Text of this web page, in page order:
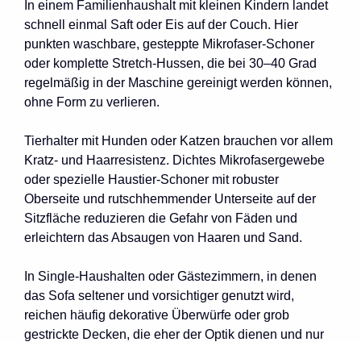
In einem Familienhaushalt mit kleinen Kindern landet
schnell einmal Saft oder Eis auf der Couch. Hier
punkten waschbare, gesteppte Mikrofaser-Schoner
oder komplette Stretch-Hussen, die bei 30–40 Grad
regelmäßig in der Maschine gereinigt werden können,
ohne Form zu verlieren.
Tierhalter mit Hunden oder Katzen brauchen vor allem
Kratz- und Haarresistenz. Dichtes Mikrofasergewebe
oder spezielle Haustier-Schoner mit robuster
Oberseite und rutschhemmender Unterseite auf der
Sitzfläche reduzieren die Gefahr von Fäden und
erleichtern das Absaugen von Haaren und Sand.
In Single-Haushalten oder Gästezimmern, in denen
das Sofa seltener und vorsichtiger genutzt wird,
reichen häufig dekorative Überwürfe oder grob
gestrickte Decken, die eher der Optik dienen und nur